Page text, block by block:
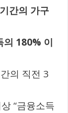
간의 가구
의 180% 이
의 직전 3
“금융소득